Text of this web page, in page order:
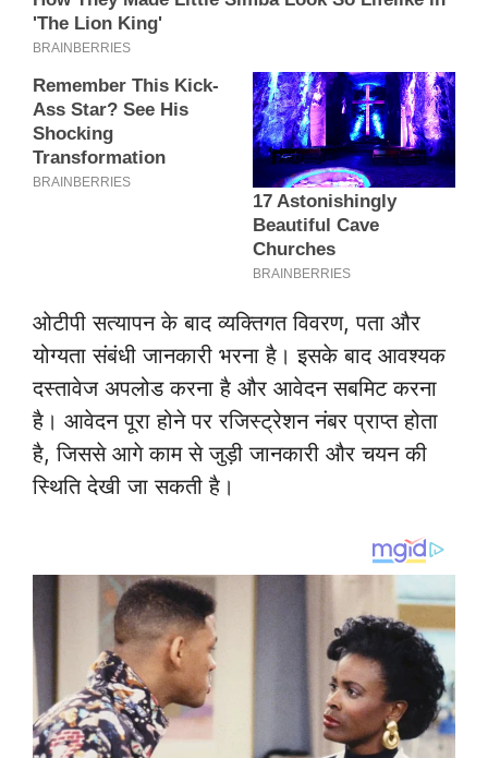
ओटीपी सत्यापन के बाद व्यक्तिगत विवरण, पता और
योग्यता संबंधी जानकारी भरना है। इसके बाद आवश्यक
दस्तावेज अपलोड करना है और आवेदन सबमिट करना
है। आवेदन पूरा होने पर रजिस्ट्रेशन नंबर प्राप्त होता
है, जिससे आगे काम से जुड़ी जानकारी और चयन की
स्थिति देखी जा सकती है।